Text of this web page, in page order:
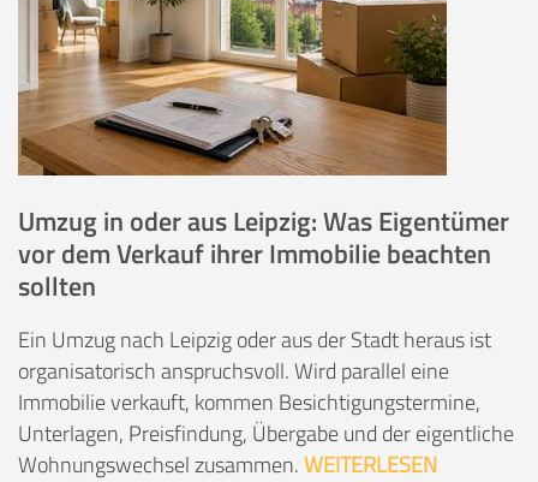
Umzug in oder aus Leipzig: Was Eigentümer
vor dem Verkauf ihrer Immobilie beachten
sollten
Ein Umzug nach Leipzig oder aus der Stadt heraus ist
organisatorisch anspruchsvoll. Wird parallel eine
Immobilie verkauft, kommen Besichtigungstermine,
Unterlagen, Preisfindung, Übergabe und der eigentliche
Wohnungswechsel zusammen.WEITERLESEN